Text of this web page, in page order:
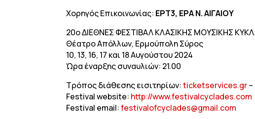
Χορηγός Επικοινωνίας: ΕΡΤ3, ΕΡΑ Ν. ΑΙΓΑΙΟΥ
20ο ΔΙΕΘΝΕΣ ΦΕΣΤΙΒΑΛ ΚΛΑΣΙΚΗΣ ΜΟΥΣΙΚΗΣ
Θέατρο Απόλλων, Ερμούπολη Σύρος
10, 13, 16, 17 και 18 Αυγούστου 2024
Ώρα έναρξης συναυλιών: 21.00
Τρόπος διάθεσης εισιτηρίων:ticketservices.gr
Festival website: http://www.festivalcyclades.com
Festival email:festivalofcyclades@gmail.com